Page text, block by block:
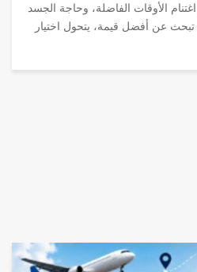
الأوقات الفاضلة، وحاجة الجسد
تبحث عن أفضل قيمة، يتحول اختيار